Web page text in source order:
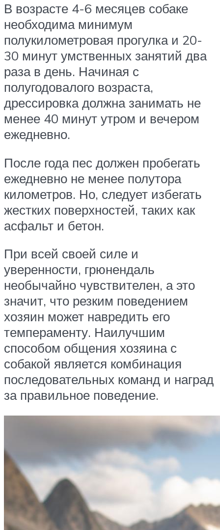
В возрасте 4-6 месяцев собаке
необходима минимум
полукилометровая прогулка и 20-
30 минут умственных занятий два
раза в день. Начиная с
полугодовалого возраста,
дрессировка должна занимать не
менее 40 минут утром и вечером
ежедневно.
После года пес должен пробегать
ежедневно не менее полутора
километров. Но, следует избегать
жестких поверхностей, таких как
асфальт и бетон.
При всей своей силе и
уверенности, грюнендаль
необычайно чувствителен, а это
значит, что резким поведением
хозяин может навредить его
темпераменту. Наилучшим
способом общения хозяина с
собакой является комбинация
последовательных команд и наград
за правильное поведение.